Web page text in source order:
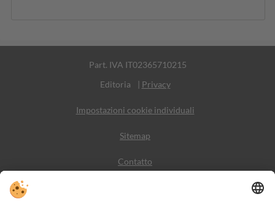
Part. IVA IT02365710215
Editoria
| Privacy
Impostazioni cookie individuali
Sitemap
Contatto